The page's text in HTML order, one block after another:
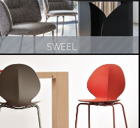
SWEEL
ZOBACZ PRODUKT